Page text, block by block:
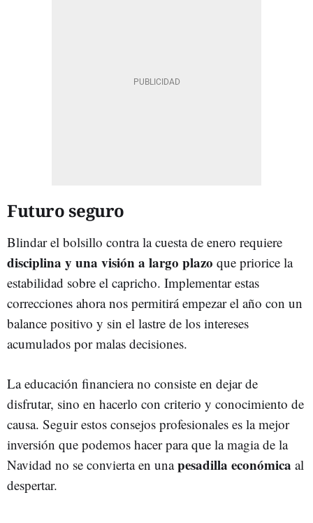
Futuro seguro
Blindar el bolsillo contra la cuesta de enero requiere
disciplina y una visión a largo plazo que priorice la
estabilidad sobre el capricho. Implementar estas
correcciones ahora nos permitirá empezar el año con un
balance positivo y sin el lastre de los intereses
acumulados por malas decisiones.
La educación financiera no consiste en dejar de
disfrutar, sino en hacerlo con criterio y conocimiento de
causa. Seguir estos consejos profesionales es la mejor
inversión que podemos hacer para que la magia de la
Navidad no se convierta en unapesadilla económica al
despertar.